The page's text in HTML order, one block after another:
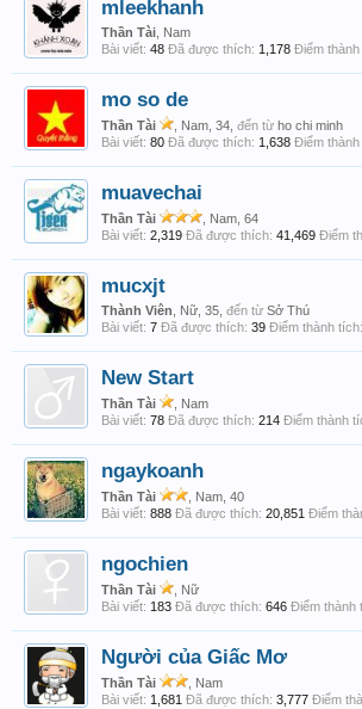
mleekhanh
Thần Tài , Nam
Bài viết: 48 Đã được thích: 1,178 Điểm thành
mo so de
Thần Tài , Nam, 34, đến từ ho chi minh
Bài viết: 80 Đã được thích: 1,638 Điểm thành
muavechai
Thần Tài
, Nam, 64
Bài viết: 2,319 Đã được thích: 41,469 Điểm
mucxjt
Thành Viên , Nữ, 35, đến từ Sở Thú
Bài viết: 7 Đã được thích: 39 Điểm thành tích:
New Start
Thần Tài
, Nam
Bài viết: 78 Đã được thích: 214 Điểm thành
ngaykoanh
Thần Tài
, Nam, 40
Bài viết: 888 Đã được thích: 20,851 Điểm
ngochien
Thần Tài
, Nữ
Bài viết: 183 Đã được thích: 646 Điểm thành
Người của Giấc Mơ
Thần Tài
, Nam
Bài viết: 1,681 Đã được thích: 3,777 Điểm